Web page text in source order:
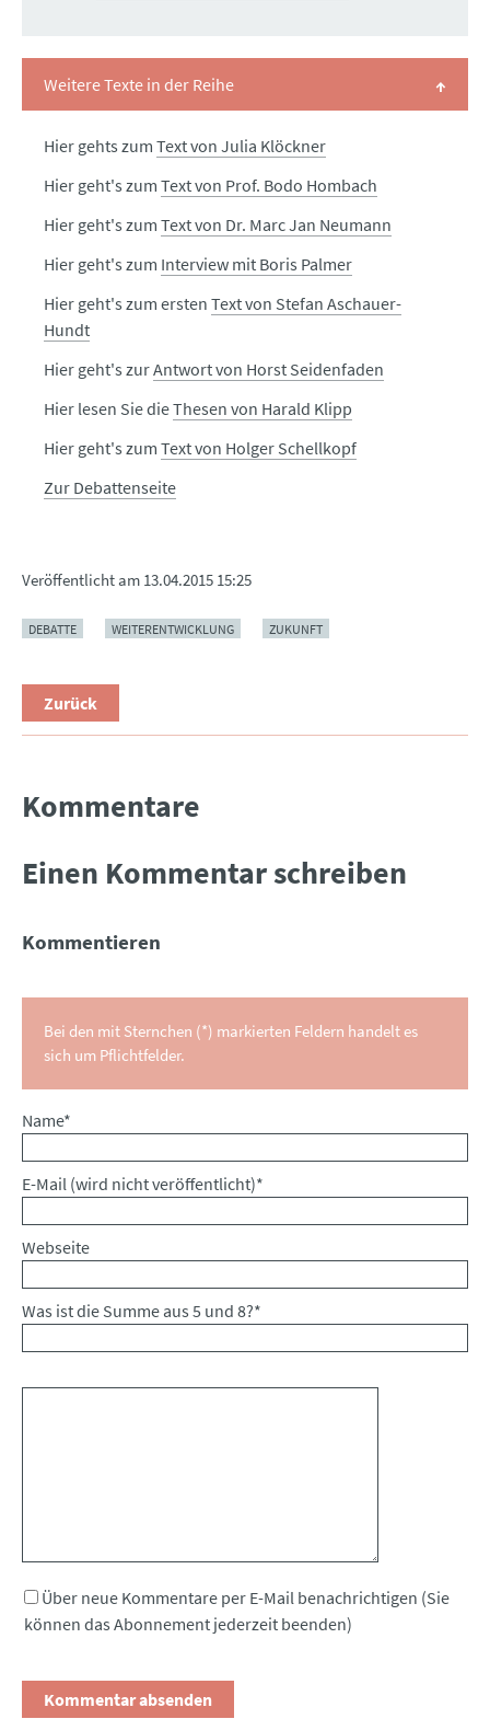
Weitere Texte in der Reihe
Hier gehts zum Text von Julia Klöckner
Hier geht's zum Text von Prof. Bodo Hombach
Hier geht's zum Text von Dr. Marc Jan Neumann
Hier geht's zum Interview mit Boris Palmer
Hier geht's zum ersten Text von Stefan Aschauer-
Hundt
Hier geht's zurAntwort von Horst Seidenfaden
Hier lesen Sie dieThesen von Harald Klipp
Hier geht's zum Text von Holger Schellkopf
Zur Debattenseite
Veröffentlicht am 13.04.2015 15:25
DEBATTE WEITERENTWICKLUNG ZUKUNFT
Zurück
Kommentare
Einen Kommentar schreiben
Kommentieren
Bei den mit Sternchen (*) markierten Feldern handelt es
sich um Pflichtfelder.
Pflichtfeld
Name*
Pflichtfeld
E-Mail (wird nicht veröffentlicht)*
Webseite
Was ist die Summe aus 5 und 8?*
Über neue Kommentare per E-Mail benachrichtigen (Sie
können das Abonnement jederzeit beenden)